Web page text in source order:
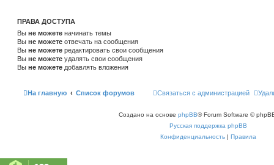
ПРАВА ДОСТУПА
Вы не можете начинать темы
Вы не можете отвечать на сообщения
Вы не можете редактировать свои сообщения
Вы не можете удалять свои сообщения
Вы не можете добавлять вложения
На главную Список форумов Связаться с администрацией
Создано на основе phpBB® Forum Software ©
Русская поддержка phpBB
Конфиденциальность | Правила